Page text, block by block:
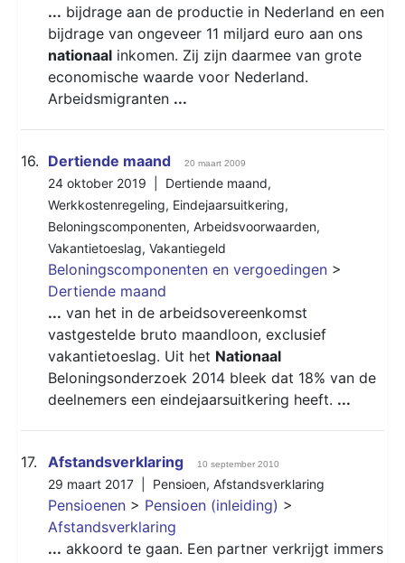
... bijdrage aan de productie in Nederland en een
bijdrage van ongeveer 11 miljard euro aan ons
nationaal inkomen. Zij zijn daarmee van grote
economische waarde voor Nederland.
Arbeidsmigranten ...
16. Dertiende maand 20 maart 2009
24 oktober 2019 | Dertiende maand,
Werkkostenregeling, Eindejaarsuitkering,
Beloningscomponenten, Arbeidsvoorwaarden,
Vakantietoeslag, Vakantiegeld
Beloningscomponenten en vergoedingen >
Dertiende maand
... van het in de arbeidsovereenkomst
vastgestelde bruto maandloon, exclusief
vakantietoeslag. Uit het Nationaal
Beloningsonderzoek 2014 bleek dat 18% van de
deelnemers een eindejaarsuitkering heeft. ...
17. Afstandsverklaring 10 september 2010
29 maart 2017 | Pensioen, Afstandsverklaring
Pensioenen > Pensioen (inleiding) >
Afstandsverklaring
... akkoord te gaan. Een partner verkrijgt immers